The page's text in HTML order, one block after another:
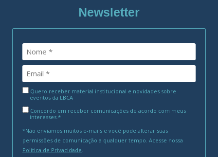
Newsletter
Quero receber material institucional e novidades sobre
eventos da LBCA
Concordo em receber comunicações de acordo com meus
interesses.*
*Não enviamos muitos e-mails e você pode alterar suas
permissões de comunicação a qualquer tempo. Acesse nossa
Política de Privacidade.